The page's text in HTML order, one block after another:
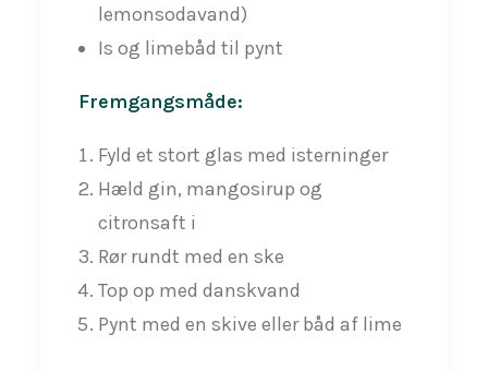
lemonsodavand)
Is og limebåd til pynt
Fremgangsmåde:
Fyld et stort glas med isterninger
Hæld gin, mangosirup og
citronsaft i
Rør rundt med en ske
Top op med danskvand
Pynt med en skive eller båd af lime